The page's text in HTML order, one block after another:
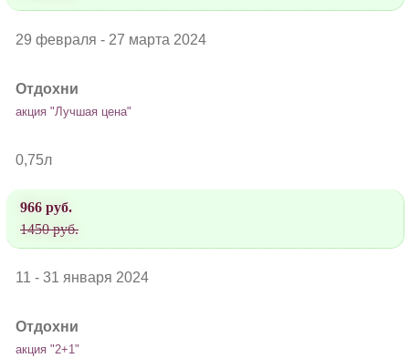
29 февраля - 27 марта 2024
Отдохни
акция "Лучшая цена"
0,75л
966 руб.
1450 руб.
11 - 31 января 2024
Отдохни
акция "2+1"